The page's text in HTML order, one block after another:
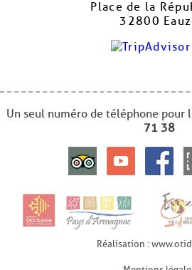
Place de la
32800
Un seul numéro de téléphone pour
71 38
Réalisation :